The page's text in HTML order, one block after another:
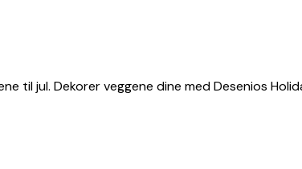
til jul. Dekorer veggene dine med Desenios